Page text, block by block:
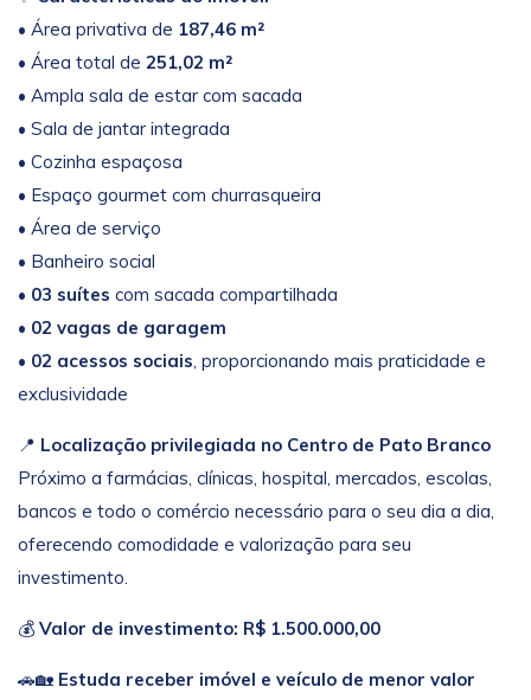
• Área privativa de 187,46 m²
• Área total de 251,02 m²
• Ampla sala de estar com sacada
• Sala de jantar integrada
• Cozinha espaçosa
• Espaço gourmet com churrasqueira
• Área de serviço
• Banheiro social
• 03 suítes com sacada compartilhada
• 02 vagas de garagem
• 02 acessos sociais, proporcionando mais praticidade e
exclusividade
📍 Localização privilegiada no Centro de Pato Branco
Próximo a farmácias, clínicas, hospital, mercados, escolas,
bancos e todo o comércio necessário para o seu dia a dia,
oferecendo comodidade e valorização para seu
investimento.
💰 Valor de investimento: R$ 1.500.000,00
🚗🏡 Estuda receber imóvel e veículo de menor valor